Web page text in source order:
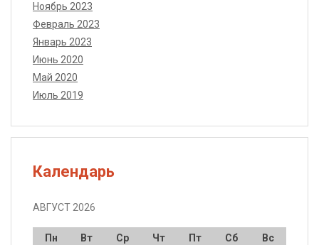
Ноябрь 2023
Февраль 2023
Январь 2023
Июнь 2020
Май 2020
Июль 2019
Календарь
АВГУСТ 2026
Пн Вт Ср Чт Пт Сб
Вс